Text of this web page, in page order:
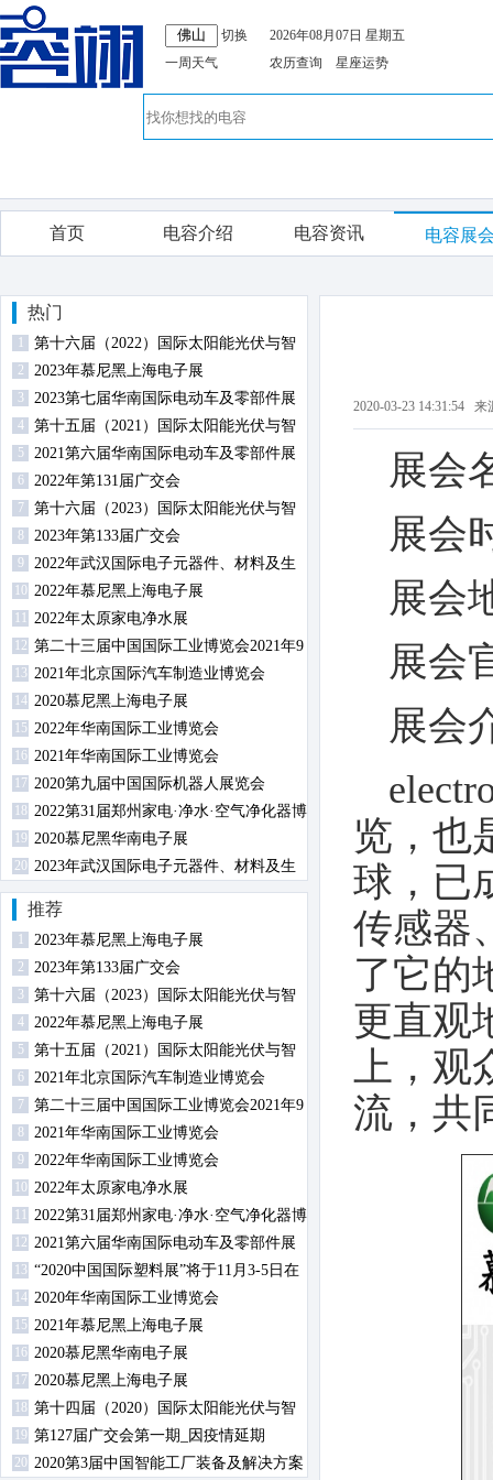
切换
一周天气
2026年08月07日 星期五
农历查询
星座运势
首页 电容介绍 电容资讯 电容展
热门
第十六届（2022）国际太阳能光伏与智
慧能源（上海）展览会暨论坛
2 2023年慕尼黑上海电子展
3
2023第七届华南国际电动车及零部件展
览会
4
第十五届（2021）国际太阳能光伏与智
慧能源（上海）展览会暨论坛
5
2021第六届华南国际电动车及零部件展
览会
6 2022年第131届广交会
7
第十六届（2023）国际太阳能光伏与智
慧能源（上海）展览会暨论坛
8 2023年第133届广交会
9
2022年武汉国际电子元器件、材料及生
产设备展览会
10 2022年慕尼黑上海电子展
2022年太原家电净水展
12 第二十三届中国国际工业博览会2021年9
月14日-18日在沪举行
13 2021年北京国际汽车制造业博览会
14 2020慕尼黑上海电子展
15 2022年华南国际工业博览会
16 2021年华南国际工业博览会
17 2020第九届中国国际机器人展览会
18 2022第31届郑州家电·净水·空气净化器博
览会
19 2020慕尼黑华南电子展
20 2023年武汉国际电子元器件、材料及生
产设备展览会
推荐
2023年慕尼黑上海电子展
2 2023年第133届广交会
3
第十六届（2023）国际太阳能光伏与智
慧能源（上海）展览会暨论坛
4 2022年慕尼黑上海电子展
5
第十五届（2021）国际太阳能光伏与智
慧能源（上海）展览会暨论坛
6 2021年北京国际汽车制造业博览会
7
第二十三届中国国际工业博览会2021年9
月14日-18日在沪举行
8 2021年华南国际工业博览会
9 2022年华南国际工业博览会
10 2022年太原家电净水展
2022第31届郑州家电·净水·空气净化器博
览会
12 2021第六届华南国际电动车及零部件展
览会
13 “2020中国国际塑料展”将于11月3-5日在
南京举办
14 2020年华南国际工业博览会
15 2021年慕尼黑上海电子展
16 2020慕尼黑华南电子展
17 2020慕尼黑上海电子展
18 第十四届（2020）国际太阳能光伏与智
慧能源（上海）展览会暨论坛
19 第127届广交会第一期_因疫情延期
20 2020第3届中国智能工厂装备及解决方案
2020-03-23 14:31:54
展会
展会
展会
展会
展会
览，也
球，已
传感器
了它的
更直观
上，观
流，共